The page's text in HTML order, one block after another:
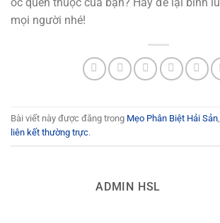
mọi người nhé!
Bài viết này được đăng trong Mẹo Phân Biệt Hải Sản,
liên kết thường trực.
ADMIN HSL